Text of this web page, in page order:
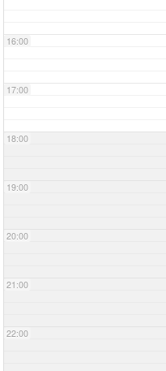
16:00
17:00
18:00
19:00
20:00
21:00
22:00